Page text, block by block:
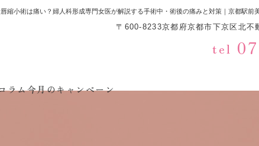
縮小術は痛い？婦人科形成専門女医が解説する手術中・術後の痛みと対策｜京都駅前
〒600-8233京都府京都市下京区北
tel
ラム今月のキャンペーン